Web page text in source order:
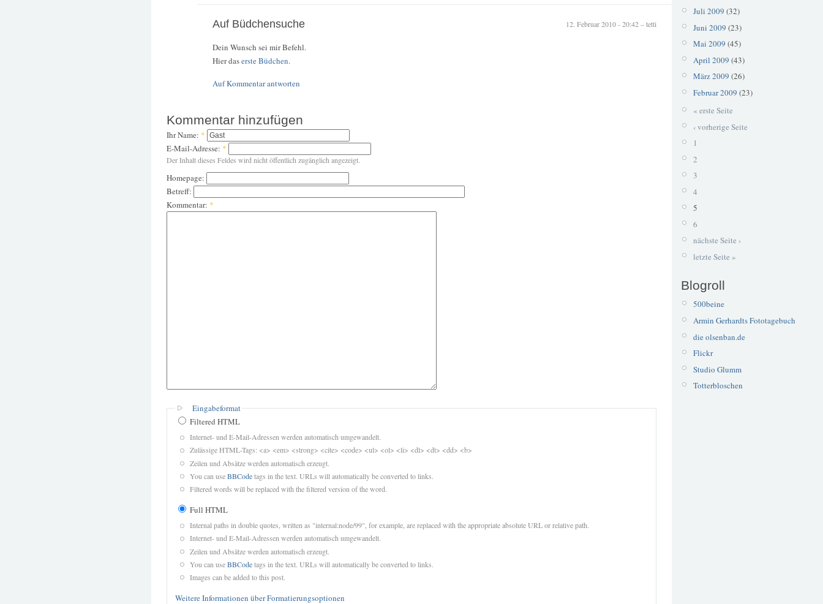
12. Februar 2010 - 20:42 – tetti
Auf Büdchensuche
Dein Wunsch sei mir Befehl.
Hier daserste Büdchen.
Auf Kommentar antworten
Kommentar hinzufügen
Ihr Name: *
E-Mail-Adresse: *
Der Inhalt dieses Feldes wird nicht öffentlich zugänglich angezeigt.
Homepage:
Betreff:
Kommentar: *
Eingabeformat
Filtered HTML
Internet- und E-Mail-Adressen werden automatisch umgewandelt.
Zulässige HTML-Tags: <a> <em> <strong> <cite> <code> <ul> <ol> <li> <dl> <dt> <dd> <b>
Zeilen und Absätze werden automatisch erzeugt.
You can useBBCodetags in the text. URLs will automatically be converted to links.
Filtered words will be replaced with the filtered version of the word.
Full HTML
Internal paths in double quotes, written as "internal:node/99", for example, are replaced with the appropriate absolute URL or relative path.
Internet- und E-Mail-Adressen werden automatisch umgewandelt.
Zeilen und Absätze werden automatisch erzeugt.
You can useBBCodetags in the text. URLs will automatically be converted to links.
Images can be added to this post.
Weitere Informationen über Formatierungsoptionen
Juli 2009 (32)
Juni 2009 (23)
Mai 2009 (45)
April 2009 (43)
März 2009 (26)
Februar 2009 (23)
« erste Seite
‹ vorherige Seite
1
2
3
4
5
6
nächste Seite ›
letzte Seite »
Blogroll
500beine
Armin Gerhardts Fototagebuch
die olsenban.de
Flickr
Studio Glumm
Totterbloschen